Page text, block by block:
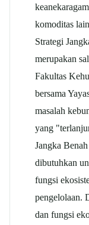
komoditas
Strategi
merupakan
Fakultas
bersama
masalah
yang
Jangka
dibutuhkan
fungsi
pengelolaan.
dan fungsi